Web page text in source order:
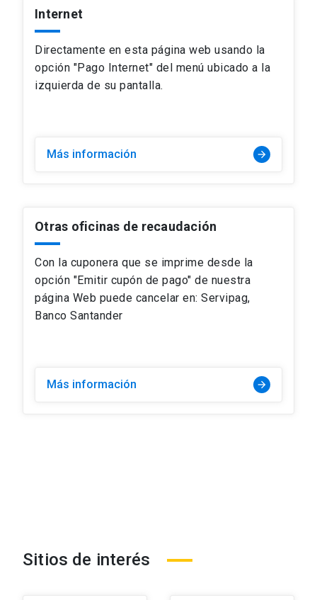
Internet
Directamente en esta página web usando la
opción "Pago Internet" del menú ubicado a la
izquierda de su pantalla.
Más información arrow_forward
Otras oficinas de recaudación
Con la cuponera que se imprime desde la
opción "Emitir cupón de pago" de nuestra
página Web puede cancelar en: Servipag,
Banco Santander
Más información arrow_forward
Sitios de interés